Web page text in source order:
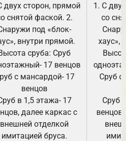
двух сторон, прямой
снятой фаской. 2.
под «блок-
внутри прямой.
сруба: Сруб
17 венцов
с мансардой- 17
венцов
в 1,5 этажа- 17
далее каркас с
внешней отделкой
имитацией бруса.
1. С
со
хаус»,
Сруб с
Сруб